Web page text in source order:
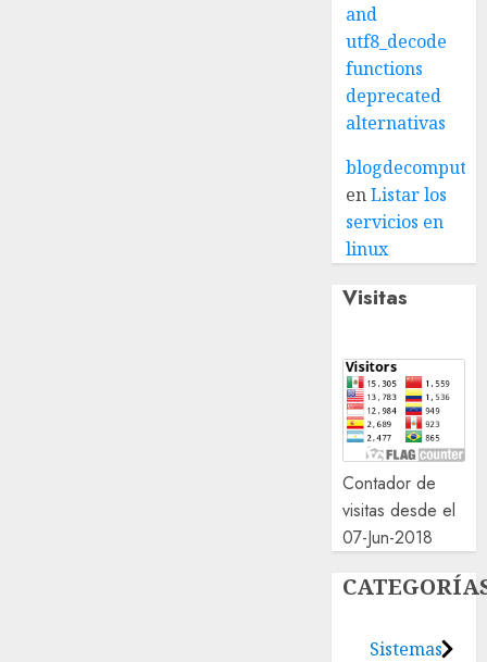
and
utf8_decode
functions
deprecated
alternativas
enListar los
servicios en
linux
Visitas
Contador de
visitas desde el
07-Jun-2018
Sistemas